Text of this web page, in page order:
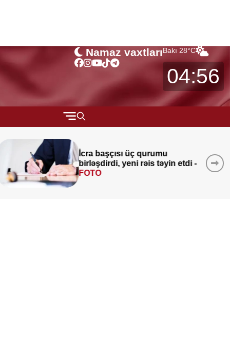
Namaz vaxtlarıBakı 28°C
04:56
MÜSAHİBƏ
MARAQLI
Qaydalar TƏSDİQLƏNDİ:
sentyabr 2026-cı il tarixindən
qüvvəyə minəcək